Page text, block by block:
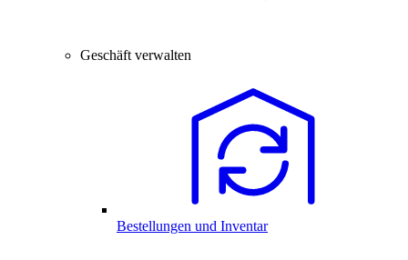
Geschäft verwalten
Bestellungen und Inventar